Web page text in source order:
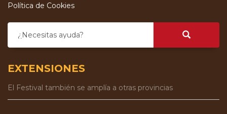
Política de Cookies
¿Necesitas ayuda?
EXTENSIONES
El Festival también se amplía a otras provincias